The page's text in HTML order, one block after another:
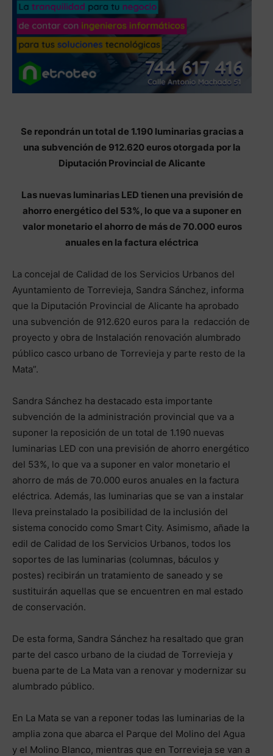
Se repondrán un total de 1.190 luminarias gracias a
una subvención de 912.620 euros otorgada por la
Diputación Provincial de Alicante
Las nuevas luminarias LED tienen una previsión de
ahorro energético del 53%, lo que va a suponer en
valor monetario el ahorro de más de 70.000 euros
anuales en la factura eléctrica
La concejal de Calidad de los Servicios Urbanos del
Ayuntamiento de Torrevieja, Sandra Sánchez, informa
que la Diputación Provincial de Alicante ha aprobado
una subvención de 912.620 euros para la redacción de
proyecto y obra de Instalación renovación alumbrado
público casco urbano de Torrevieja y parte resto de la
Mata”.
Sandra Sánchez ha destacado esta importante
subvención de la administración provincial que va a
suponer la reposición de un total de 1.190 nuevas
luminarias LED con una previsión de ahorro energético
del 53%, lo que va a suponer en valor monetario el
ahorro de más de 70.000 euros anuales en la factura
eléctrica. Además, las luminarias que se van a instalar
lleva preinstalado la posibilidad de la inclusión del
sistema conocido como Smart City. Asimismo, añade la
edil de Calidad de los Servicios Urbanos, todos los
soportes de las luminarias (columnas, báculos y
postes) recibirán un tratamiento de saneado y se
sustituirán aquellas que se encuentren en mal estado
de conservación.
De esta forma, Sandra Sánchez ha resaltado que gran
parte del casco urbano de la ciudad de Torrevieja y
buena parte de La Mata van a renovar y modernizar su
alumbrado público.
En La Mata se van a reponer todas las luminarias de la
amplia zona que abarca el Parque del Molino del Agua
y el Molino Blanco, mientras que en Torrevieja se van a